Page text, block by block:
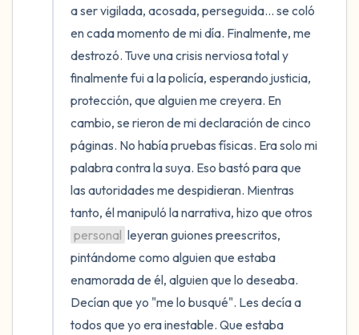
a ser vigilada, acosada, perseguida... se coló
en cada momento de mi día. Finalmente, me
destrozó. Tuve una crisis nerviosa total y
finalmente fui a la policía, esperando justicia,
protección, que alguien me creyera. En
cambio, se rieron de mi declaración de cinco
páginas. No había pruebas físicas. Era solo mi
palabra contra la suya. Eso bastó para que
las autoridades me despidieran. Mientras
personal leyeran guiones preescritos,
pintándome como alguien que estaba
enamorada de él, alguien que lo deseaba.
Decían que yo "me lo busqué". Les decía a
todos que yo era inestable. Que estaba